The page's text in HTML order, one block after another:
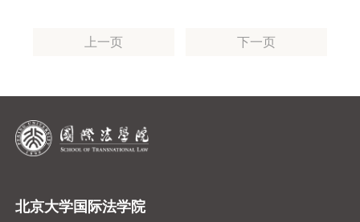
上一页 下一页
北京大学国际法学院